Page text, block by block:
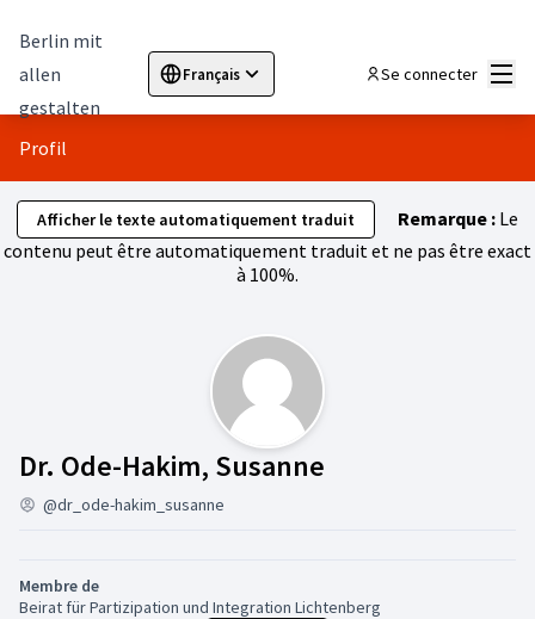
Berlin mit
allen
gestalten
Français
Sprache wählen Choose languageElegir el idioma
Se connecter
Profil
Afficher le texte automatiquement traduit Remarque : Le
contenu peut être automatiquement traduit et ne pas être exact
à 100%.
Dr. Ode-Hakim, Susanne
@dr_ode-hakim_susanne
Membre de
Beirat für Partizipation und Integration Lichtenberg